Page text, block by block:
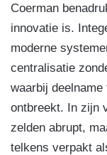
Coerman
innovatie is.
moderne
centralisatie
waarbij
ontbreekt. In zijn
zelden abrupt,
telkens verpakt